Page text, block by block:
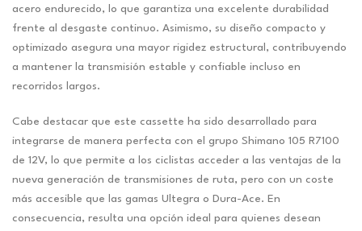
acero endurecido, lo que garantiza una excelente durabilidad
frente al desgaste continuo. Asimismo, su diseño compacto y
optimizado asegura una mayor rigidez estructural, contribuyendo
a mantener la transmisión estable y confiable incluso en
recorridos largos.
Cabe destacar que este cassette ha sido desarrollado para
integrarse de manera perfecta con el grupo Shimano 105 R7100
de 12V, lo que permite a los ciclistas acceder a las ventajas de la
nueva generación de transmisiones de ruta, pero con un coste
más accesible que las gamas Ultegra o Dura-Ace. En
consecuencia, resulta una opción ideal para quienes desean